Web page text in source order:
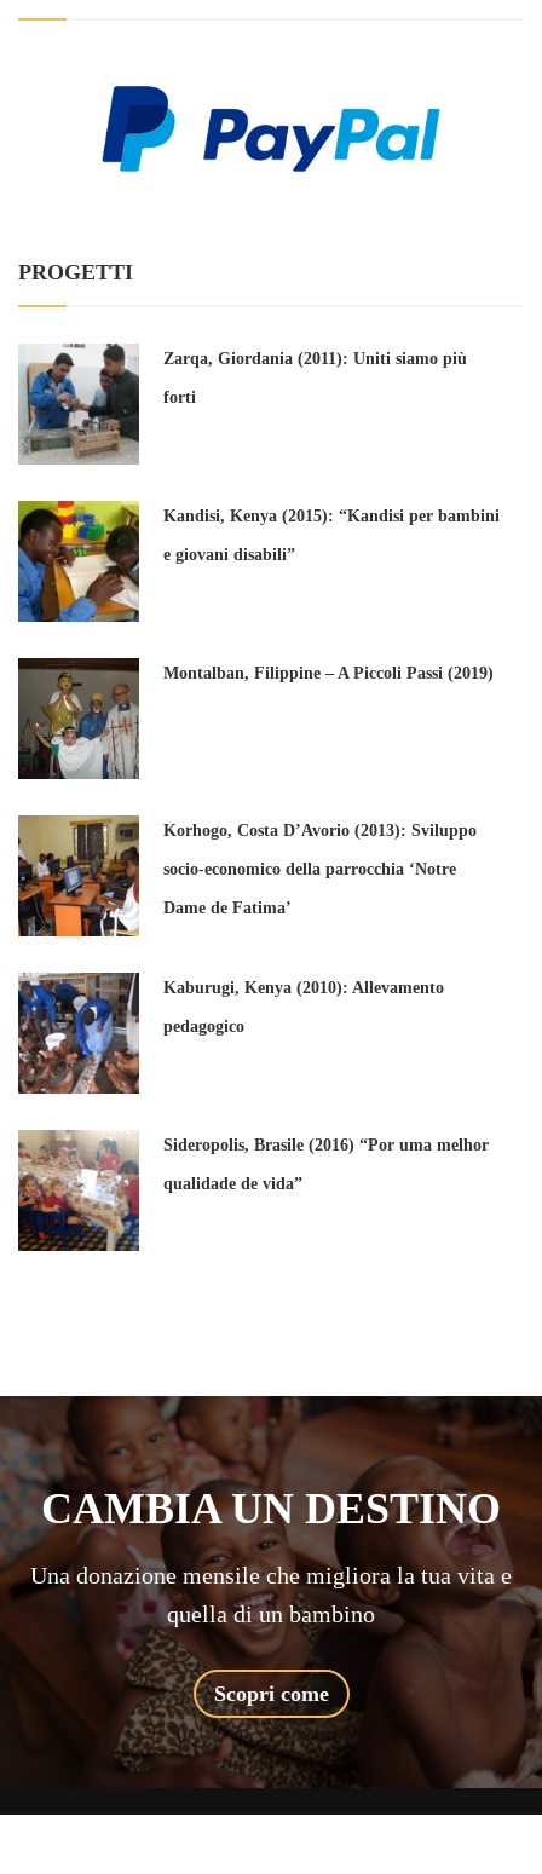
PROGETTI
Zarqa, Giordania (2011): Uniti siamo più
forti
Kandisi, Kenya (2015): “Kandisi per bambini
e giovani disabili”
Montalban, Filippine – A Piccoli Passi (2019)
Korhogo, Costa D’Avorio (2013): Sviluppo
socio-economico della parrocchia ‘Notre
Dame de Fatima’
Kaburugi, Kenya (2010): Allevamento
pedagogico
Sideropolis, Brasile (2016) “Por uma melhor
qualidade de vida”
CAMBIA UN DESTINO
Una donazione mensile che migliora la tua vita e
quella di un bambino
Scopri come